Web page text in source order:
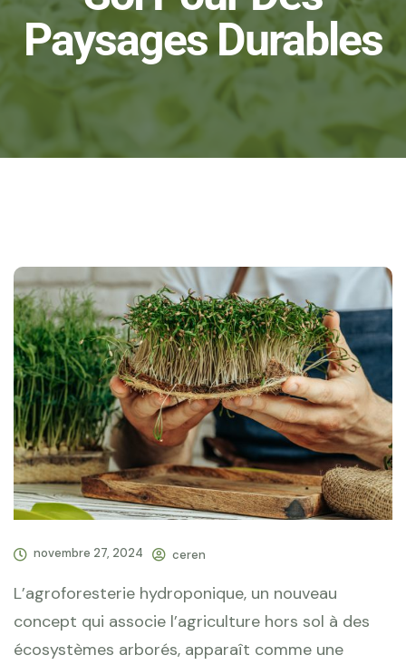
Paysages Durables
novembre 27, 2024 ceren
L’agroforesterie hydroponique, un nouveau
concept qui associe l’agriculture hors sol à des
écosystèmes arborés, apparaît comme une